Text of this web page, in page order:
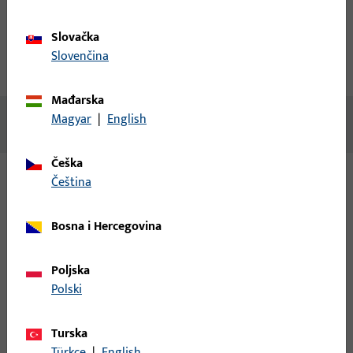
Nema dostupnog sadržaja
Za ovaj proizvod dostupne su sljedeće varijante:
Slovačka
Slovenčina
Mađarska
Magyar | English
Češka
čeština
Bosna i Hercegovina
Poljska
Polski
Turska